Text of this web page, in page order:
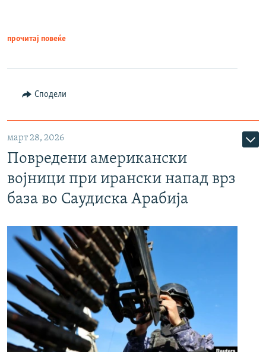
прочитај повеќе
Сподели
март 28, 2026
Повредени американски
војници при ирански напад врз
база во Саудиска Арабија